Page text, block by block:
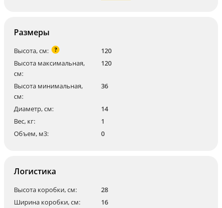
Размеры
Высота, см: ?
120
Высота максимальная,
см:
120
Высота минимальная,
см:
36
Диаметр, см:
14
Вес, кг:
1
Объем, м3:
0
Логистика
Высота коробки, см:
28
Ширина коробки, см:
16